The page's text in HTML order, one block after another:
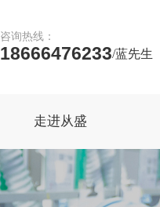
咨询热线：
18666476233/蓝先生
走进从盛